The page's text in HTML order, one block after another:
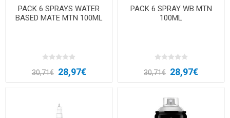
PACK 6 SPRAYS WATER
BASED MATE MTN 100ML
30,71€ 28,97€
PACK 6 SPRAY WB MTN
100ML
30,71€ 28,97€